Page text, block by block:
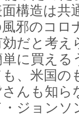
構造は共
邪のコロ
だと考
に買え
、米国の
んも知
ジョン